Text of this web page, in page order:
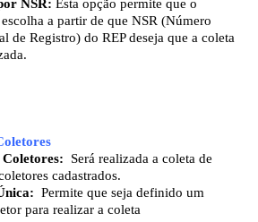
NSR: Esta opção permite que o
a partir de que NSR (Número
de Registro) do REP deseja que a coleta
Coletores: Será realizada a coleta de
cadastrados.
Permite que seja definido um
para realizar a coleta